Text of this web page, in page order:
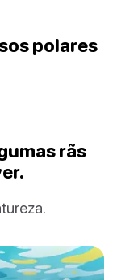
polares
rãs